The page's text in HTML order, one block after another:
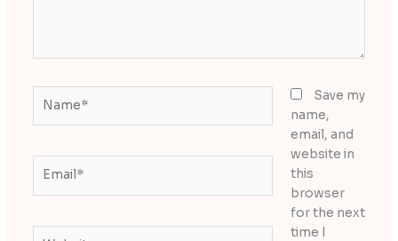
Save my
name,
email, and
website in
this
browser
for the next
time I